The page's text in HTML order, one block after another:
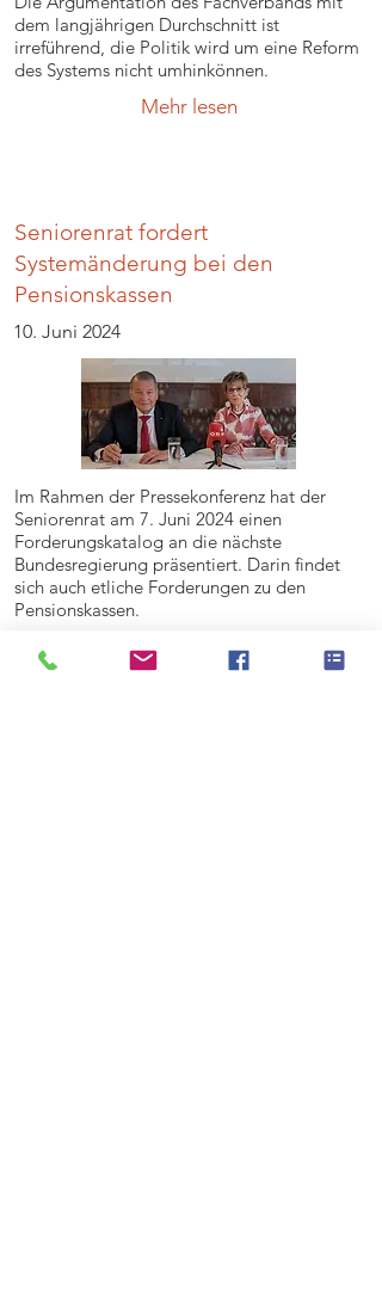
dem langjährigen Durchschnitt ist
irreführend, die Politik wird um eine Reform
des Systems nicht umhinkönnen.
Mehr lesen
Seniorenrat fordert
Systemänderung bei den
Pensionskassen
10. Juni 2024
Im Rahmen der Pressekonferenz hat der
Seniorenrat am 7. Juni 2024 einen
Forderungskatalog an die nächste
Bundesregierung präsentiert. Darin findet
sich auch etliche Forderungen zu den
Pensionskassen.
Mehr lesen